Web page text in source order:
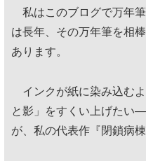
私はこのブログで万年
は長年、その万年筆を相
あります。
インクが紙に染み込む
と影」をすくい上げたい
が、私の代表作『閉鎖病棟